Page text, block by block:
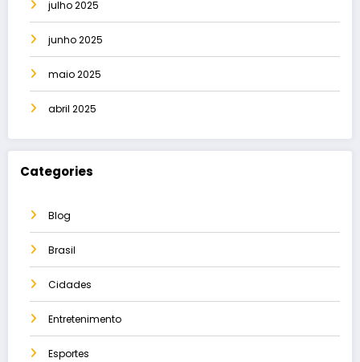
julho 2025
junho 2025
maio 2025
abril 2025
Categories
Blog
Brasil
Cidades
Entretenimento
Esportes